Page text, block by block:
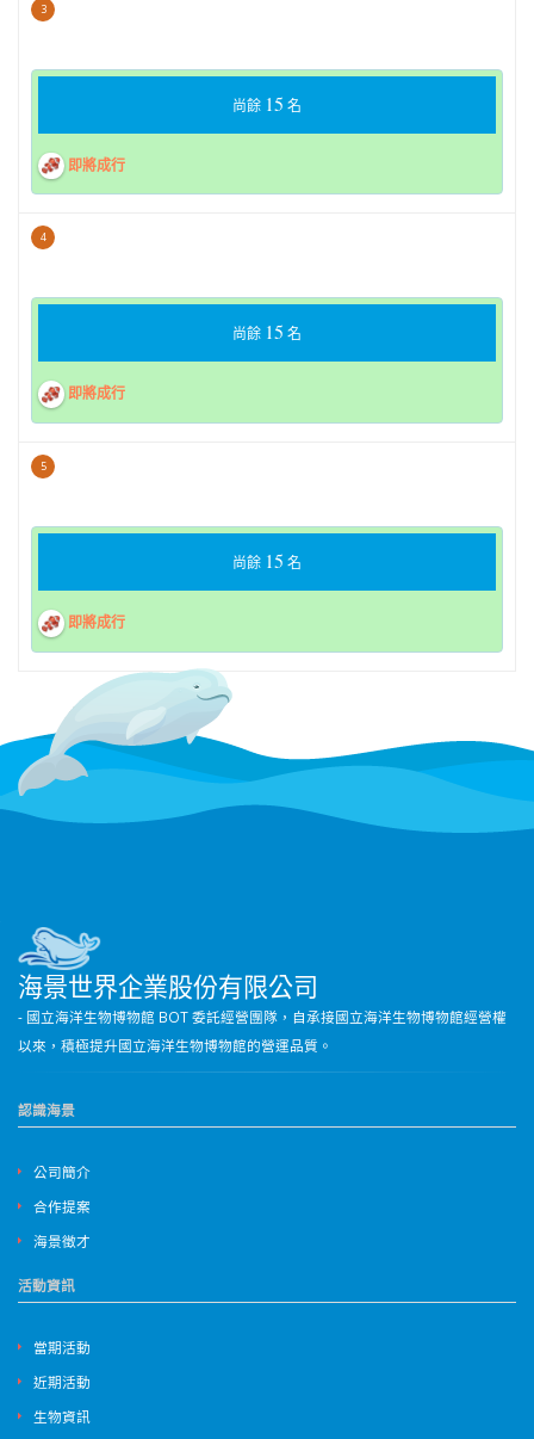
3
尚餘 15 名
即將成行
4
尚餘 15 名
即將成行
5
尚餘 15 名
即將成行
海景世界企業股份有限公司
- 國立海洋生物博物館 BOT 委託經營團隊，自承接國立海洋生物博物館經營權
以來，積極提升國立海洋生物博物館的營運品質。
認識海景
公司簡介
合作提案
海景徵才
活動資訊
當期活動
近期活動
生物資訊